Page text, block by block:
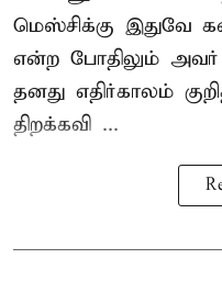
மெஸ்சிக்கு இதுவே
என்ற போதிலும் அவர்
தனது எதிர்காலம்
திறக்கவி ...